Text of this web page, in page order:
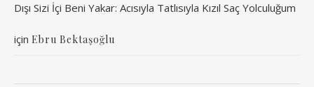
Dışı Sizi İçi Beni Yakar: Acısıyla Tatlısıyla Kızıl Saç Yolculuğum
için Ebru Bektaşoğlu